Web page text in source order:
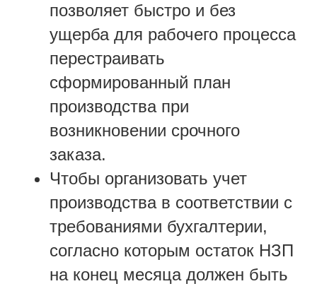
позволяет быстро и без
ущерба для рабочего процесса
перестраивать
сформированный план
производства при
возникновении срочного
заказа.
Чтобы организовать учет
производства в соответствии с
требованиями бухгалтерии,
согласно которым остаток НЗП
на конец месяца должен быть